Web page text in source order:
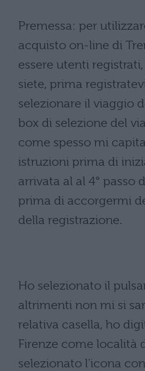
Premessa: per
acquisto on-line di
essere utenti
siete, prima
selezionare il viaggio
box di selezione del
come spesso mi
istruzioni prima di
arrivata al al 4° passo
prima di accorgermi
della registrazione.
Ho selezionato il
altrimenti non mi si
relativa casella, ho
Firenze come località
selezionato l’icona